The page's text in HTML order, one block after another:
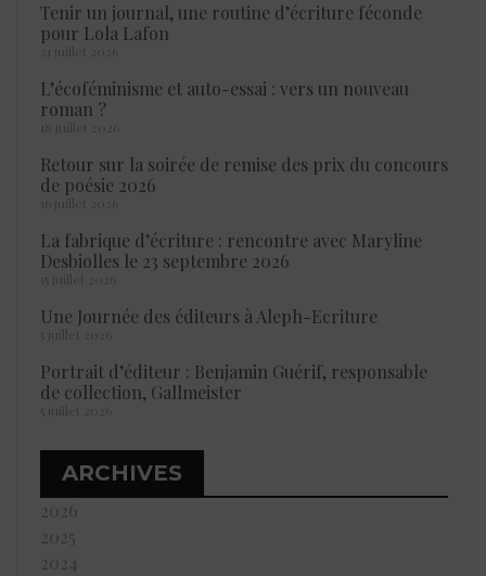
Tenir un journal, une routine d’écriture féconde
pour Lola Lafon
21 juillet 2026
L’écoféminisme et auto-essai : vers un nouveau
roman ?
18 juillet 2026
Retour sur la soirée de remise des prix du concours
de poésie 2026
16 juillet 2026
La fabrique d’écriture : rencontre avec Maryline
Desbiolles le 23 septembre 2026
15 juillet 2026
Une Journée des éditeurs à Aleph-Ecriture
5 juillet 2026
Portrait d’éditeur : Benjamin Guérif, responsable
de collection, Gallmeister
5 juillet 2026
ARCHIVES
2026
2025
2024